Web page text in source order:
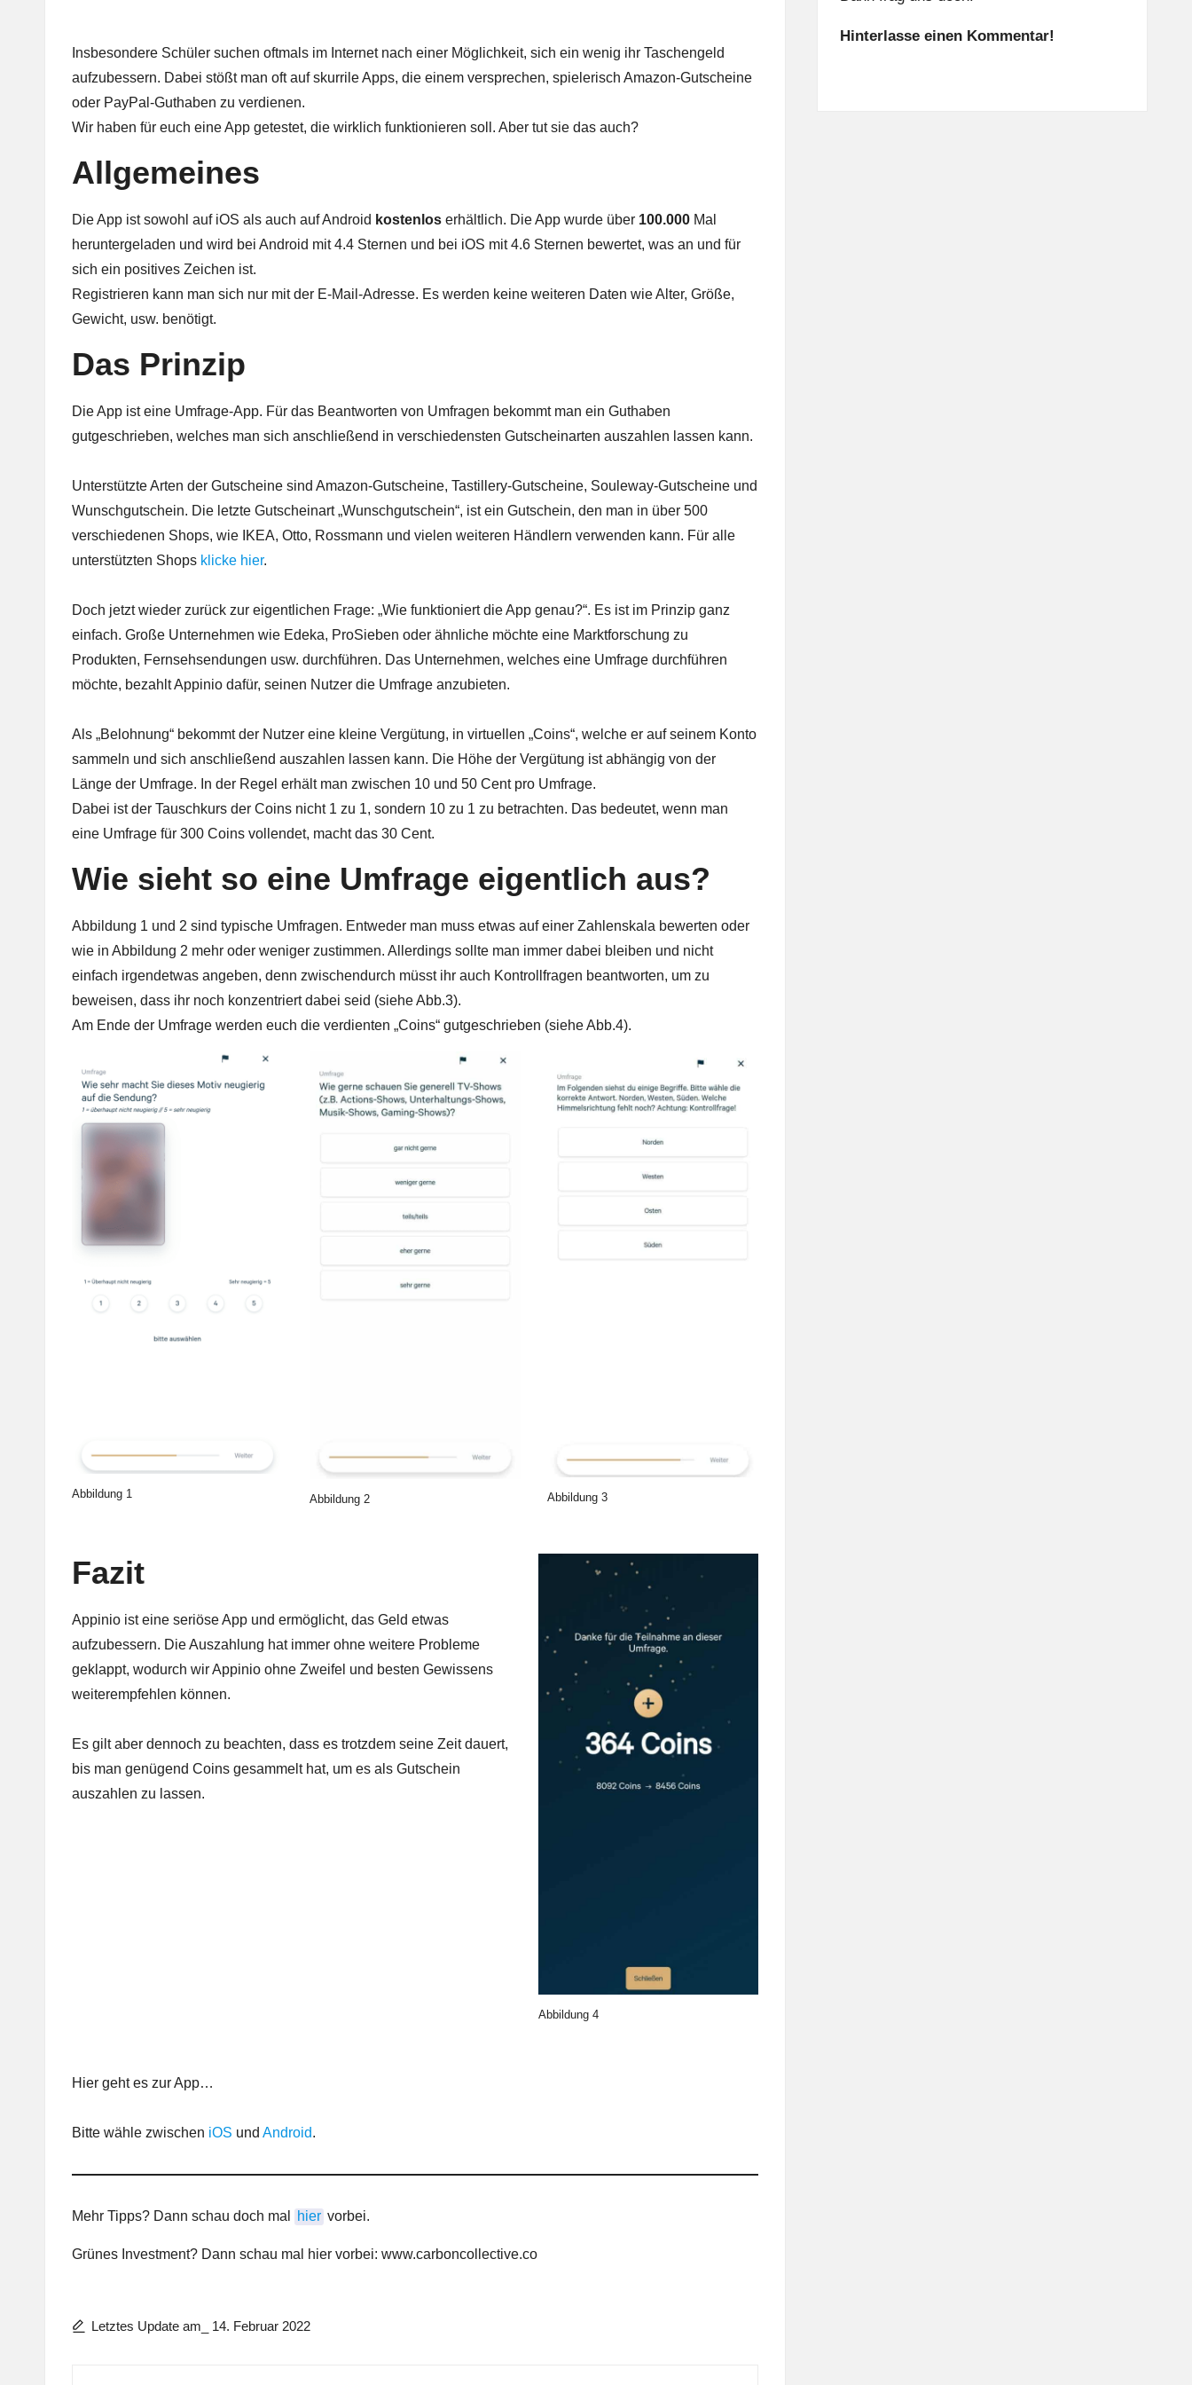
Insbesondere Schüler suchen oftmals im Internet nach einer Möglichkeit, sich ein wenig ihr Taschengeld
aufzubessern. Dabei stößt man oft auf skurrile Apps, die einem versprechen, spielerisch Amazon-Gutscheine
oder PayPal-Guthaben zu verdienen.
Wir haben für euch eine App getestet, die wirklich funktionieren soll. Aber tut sie das auch?
Allgemeines
Die App ist sowohl auf iOS als auch auf Android kostenlos erhältlich. Die App wurde über 100.000 Mal
heruntergeladen und wird bei Android mit 4.4 Sternen und bei iOS mit 4.6 Sternen bewertet, was an und für
sich ein positives Zeichen ist.
Registrieren kann man sich nur mit der E-Mail-Adresse. Es werden keine weiteren Daten wie Alter, Größe,
Gewicht, usw. benötigt.
Das Prinzip
Die App ist eine Umfrage-App. Für das Beantworten von Umfragen bekommt man ein Guthaben
gutgeschrieben, welches man sich anschließend in verschiedensten Gutscheinarten auszahlen lassen kann.
Unterstützte Arten der Gutscheine sind Amazon-Gutscheine, Tastillery-Gutscheine, Souleway-Gutscheine und
Wunschgutschein. Die letzte Gutscheinart „Wunschgutschein“, ist ein Gutschein, den man in über 500
verschiedenen Shops, wie IKEA, Otto, Rossmann und vielen weiteren Händlern verwenden kann. Für alle
unterstützten Shops klicke hier.
Doch jetzt wieder zurück zur eigentlichen Frage: „Wie funktioniert die App genau?“. Es ist im Prinzip ganz
einfach. Große Unternehmen wie Edeka, ProSieben oder ähnliche möchte eine Marktforschung zu
Produkten, Fernsehsendungen usw. durchführen. Das Unternehmen, welches eine Umfrage durchführen
möchte, bezahlt Appinio dafür, seinen Nutzer die Umfrage anzubieten.
Als „Belohnung“ bekommt der Nutzer eine kleine Vergütung, in virtuellen „Coins“, welche er auf seinem Konto
sammeln und sich anschließend auszahlen lassen kann. Die Höhe der Vergütung ist abhängig von der
Länge der Umfrage. In der Regel erhält man zwischen 10 und 50 Cent pro Umfrage.
Dabei ist der Tauschkurs der Coins nicht 1 zu 1, sondern 10 zu 1 zu betrachten. Das bedeutet, wenn man
eine Umfrage für 300 Coins vollendet, macht das 30 Cent.
Wie sieht so eine Umfrage eigentlich aus?
Abbildung 1 und 2 sind typische Umfragen. Entweder man muss etwas auf einer Zahlenskala bewerten oder
wie in Abbildung 2 mehr oder weniger zustimmen. Allerdings sollte man immer dabei bleiben und nicht
einfach irgendetwas angeben, denn zwischendurch müsst ihr auch Kontrollfragen beantworten, um zu
beweisen, dass ihr noch konzentriert dabei seid (siehe Abb.3).
Am Ende der Umfrage werden euch die verdienten „Coins“ gutgeschrieben (siehe Abb.4).
Abbildung 1 Abbildung 2 Abbildung 3
Fazit
Appinio ist eine seriöse App und ermöglicht, das Geld etwas
aufzubessern. Die Auszahlung hat immer ohne weitere Probleme
geklappt, wodurch wir Appinio ohne Zweifel und besten Gewissens
weiterempfehlen können.
Es gilt aber dennoch zu beachten, dass es trotzdem seine Zeit dauert,
bis man genügend Coins gesammelt hat, um es als Gutschein
auszahlen zu lassen.
Abbildung 4
Hier geht es zur App…
Bitte wähle zwischen iOS und Android.
Mehr Tipps? Dann schau doch mal hier vorbei.
Grünes Investment? Dann schau mal hier vorbei: www.carboncollective.co
Letztes Update am_ 14. Februar 2022
Hinterlasse einen Kommentar!